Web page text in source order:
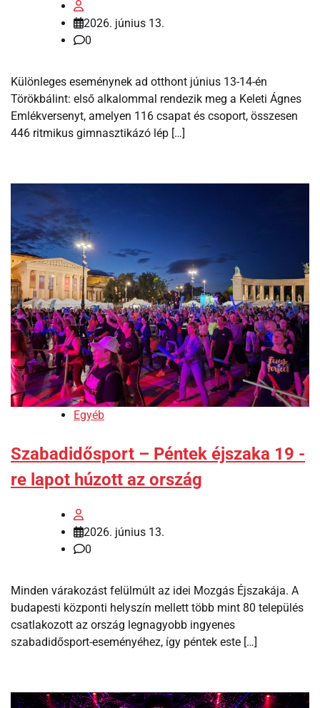
2026. június 13.
0
Különleges eseménynek ad otthont június 13-14-én
Törökbálint: első alkalommal rendezik meg a Keleti Ágnes
Emlékversenyt, amelyen 116 csapat és csoport, összesen
446 ritmikus gimnasztikázó lép […]
Egyéb
Szabadidősport – Péntek éjszaka 19 -
re lapot húzott az ország
2026. június 13.
0
Minden várakozást felülmúlt az idei Mozgás Éjszakája. A
budapesti központi helyszín mellett több mint 80 település
csatlakozott az ország legnagyobb ingyenes
szabadidősport-eseményéhez, így péntek este […]